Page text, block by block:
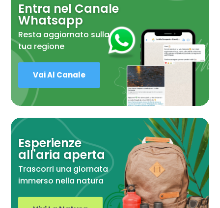
Entra nel Canale
Whatsapp
Resta aggiornato sulla
tua regione
Vai Al Canale
Esperienze
all'aria aperta
Trascorri una giornata
immerso nella natura